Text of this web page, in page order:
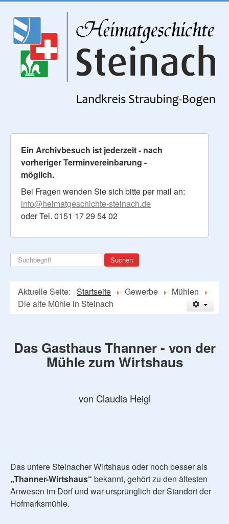
Ein Archivbesuch ist jederzeit - nach
vorheriger Terminvereinbarung -
möglich.
Bei Fragen wenden Sie sich bitte per mail an:
info@heimatgeschichte-steinach.de
oder Tel. 0151 17 29 54 02
Suchen
...
Suchen
Aktuelle Seite: Startseite Gewerbe
Mühlen
Die alte Mühle in Steinach
Das Gasthaus Thanner - von der
Mühle zum Wirtshaus
von Claudia Heigl
Das untere Steinacher Wirtshaus oder noch besser als
„Thanner-Wirtshaus“ bekannt, gehört zu den ältesten
Anwesen im Dorf und war ursprünglich der Standort der
Hofmarksmühle.